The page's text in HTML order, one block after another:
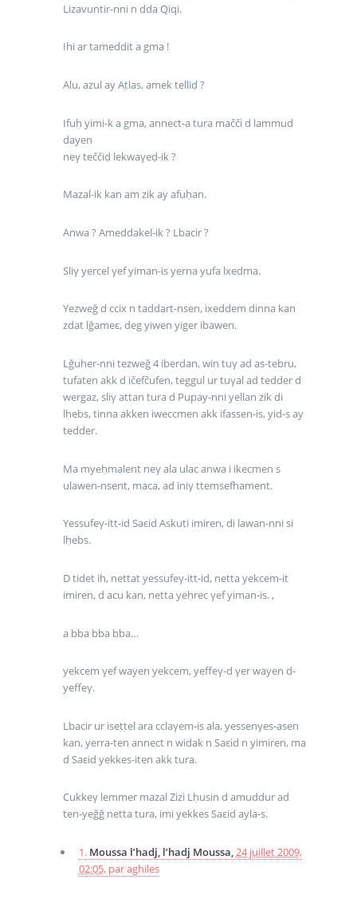
Lizavuntir-nni n dda Qiqi.
Ihi ar tameddit a gma !
Alu, azul ay Aṭlas, amek telliḍ ?
Ifuḥ yimi-k a gma, annect-a tura mačči d lammud
dayen
neγ teččiḍ lekwaγeḍ-ik ?
Mazal-ik kan am zik ay afuḥan.
Anwa ? Ameddakel-ik ? Lbacir ?
Sliγ yercel γef yiman-is yerna yufa lxedma.
Yezweğ d ccix n taddart-nsen, ixeddem dinna kan
zdat lğameε, deg yiwen yiger ibawen.
Lğuher-nni tezweğ 4 iberdan, win tuγ ad as-tebru,
tufaten akk d ičefčufen, teggul ur tuγal ad tedder d
wergaz, sliγ attan tura d Pupay-nni yellan zik di
lḥebs, tinna akken iweccmen akk ifassen-is, yid-s ay
tedder.
Ma myeḥmalent neγ ala ulac anwa i ikecmen s
ulawen-nsent, maca, ad iniγ ttemsefhament.
Yessufeγ-itt-id Saεid Askuti imiren, di lawan-nni si
lḥebs.
D tidet ih, nettat yessufeγ-itt-id, netta yekcem-it
imiren, d acu kan, netta yeḥrec γef yiman-is. ,
a bba bba bba…
yekcem γef wayen yekcem, yeffeγ-d γer wayen d-
yeffeγ.
Lbacir ur iseṭṭel ara cclaγem-is ala, yessenγes-asen
kan, yerra-ten annect n widak n Saεid n yimiren, ma
d Saεid yekkes-iten akk tura.
Cukkeγ lemmer mazal Zizi Lḥusin d amuddur ad
ten-yeğğ netta tura, imi yekkes Saεid ayla-s.
1. Moussa l’hadj, l’hadj Moussa,24 juillet 2009,
02:05, paraghiles